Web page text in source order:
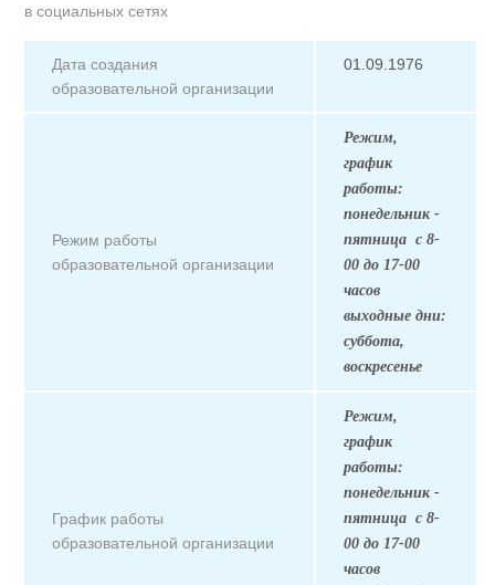
в социальных сетях
Дата создания
образовательной организации
01.09.1976
Режим работы
образовательной организации
Режим,
график
работы:
понедельник -
пятница с 8-
00 до 17-00
часов
выходные дни:
суббота,
воскресенье
График работы
образовательной организации
Режим,
график
работы:
понедельник -
пятница с 8-
00 до 17-00
часов